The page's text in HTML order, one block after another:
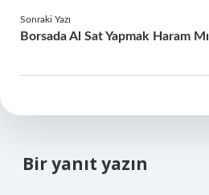
Sonraki Yazı
Borsada Al Sat Yapmak Haram Mı
Bir yanıt yazın